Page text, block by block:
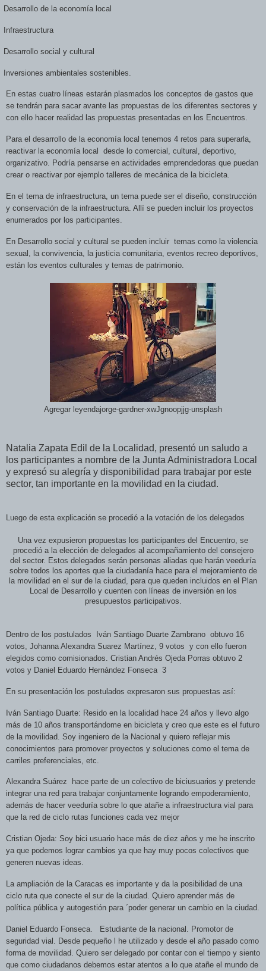
Desarrollo de la economía local
Infraestructura
Desarrollo social y cultural
Inversiones ambientales sostenibles.
En estas cuatro líneas estarán plasmados los conceptos de gastos que
se tendrán para sacar avante las propuestas de los diferentes sectores y
con ello hacer realidad las propuestas presentadas en los Encuentros.
Para el desarrollo de la economía local tenemos 4 retos para superarla,
reactivar la economía local
desde lo comercial, cultural, deportivo,
organizativo. Podría pensarse en actividades emprendedoras que puedan
crear o reactivar por ejemplo talleres de mecánica de la bicicleta.
En el tema de infraestructura, un tema puede ser el diseño, construcción
y conservación de la infraestructura. Allí se pueden incluir los proyectos
enumerados por los participantes.
En Desarrollo social y cultural se pueden incluir temas como la violencia
sexual, la convivencia, la justicia comunitaria, eventos recreo deportivos,
están los eventos culturales y temas de patrimonio.
Agregar leyendajorge-gardner-xwJgnoopjjg-unsplash
Natalia Zapata Edil de la Localidad, presentó un saludo a
los participantes a nombre de la Junta Administradora Local
y expresó su alegría y disponibilidad para trabajar por este
sector, tan importante en la movilidad en la ciudad.
Luego de esta explicación se procedió a la votación de los delegados
Una vez expusieron propuestas los participantes del Encuentro, se
procedió a la elección de delegados al acompañamiento del consejero
del sector. Estos delegados serán personas aliadas que harán veeduría
sobre todos los aportes que la ciudadanía hace para el mejoramiento de
la movilidad en el sur de la ciudad, para que queden incluidos en el Plan
Local de Desarrollo y cuenten con líneas de inversión en los
presupuestos participativos.
Dentro de los postulados Iván Santiago Duarte Zambrano obtuvo 16
votos, Johanna Alexandra Suarez Martínez, 9 votos y con ello fueron
elegidos como comisionados. Cristian Andrés Ojeda Porras obtuvo 2
votos y Daniel Eduardo Hernández Fonseca 3
En su presentación los postulados expresaron sus propuestas así:
Iván Santiago Duarte: Resido en la localidad hace 24 años y llevo algo
más de 10 años transportándome en bicicleta y creo que este es el futuro
de la movilidad. Soy ingeniero de la Nacional y quiero reflejar mis
conocimientos para promover proyectos y soluciones como el tema de
carriles preferenciales, etc.
Alexandra Suárez
hace parte de un colectivo de biciusuarios y pretende
integrar una red para trabajar conjuntamente logrando empoderamiento,
además de hacer veeduría sobre lo que atañe a infraestructura vial para
que la red de ciclo rutas funciones cada vez mejor
Cristian Ojeda: Soy bici usuario hace más de diez años y me he inscrito
ya que podemos lograr cambios ya que hay muy pocos colectivos que
generen nuevas ideas.
La ampliación de la Caracas es importante y da la posibilidad de una
ciclo ruta que conecte el sur de la ciudad. Quiero aprender más de
política pública y autogestión para ´poder generar un cambio en la ciudad.
Daniel Eduardo Fonseca.
Estudiante de la nacional. Promotor de
seguridad vial. Desde pequeño l he utilizado y desde el año pasado como
forma de movilidad. Quiero ser delegado por contar con el tiempo y siento
que como ciudadanos debemos estar atentos a lo que atañe el mundo de